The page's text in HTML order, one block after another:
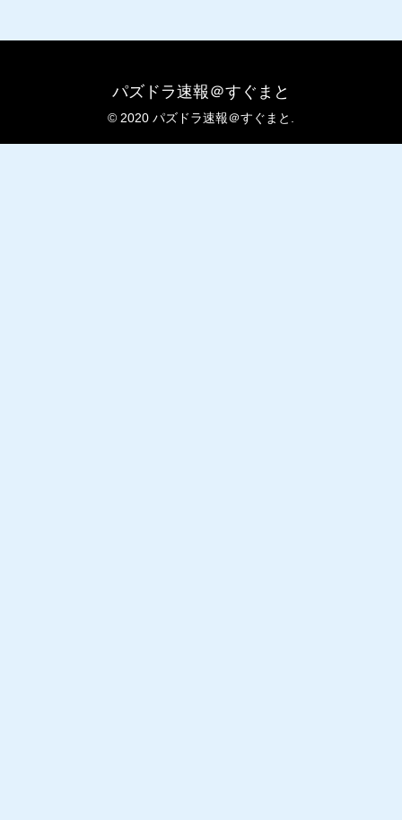
パズドラ速報＠すぐまと
© 2020 パズドラ速報＠すぐまと.